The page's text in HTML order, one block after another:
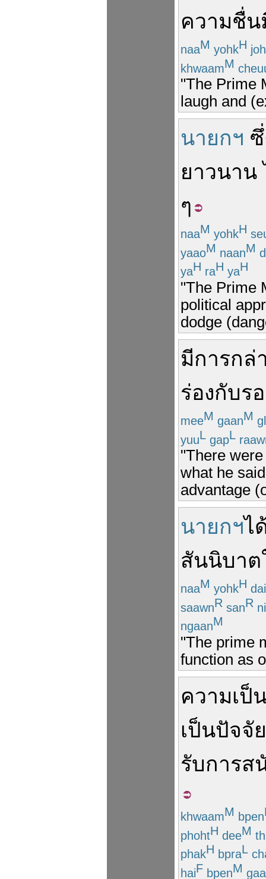
ความชื่น
naaM yohkH
khwaamM
"The Prime
laugh and
นายกฯ
ยาวนาน
ๆ
naaM yohkH
yaaoM naanM
yaH raH yaH
"The Prime
political
dodge
มีการกล่
ร่องกับร
meeM gaanM
yuuL gapL
"There
what he
advantage
นายกฯไ
สันนิบาต
naaM yohkH dai
saawnR sanR ni
ngaanM
"The prime
function as
ความเป็
เป็นปัจจัย
รับการส
khwaamM bpen
phohtH deeM
phakH bpraL
haiF bpenM